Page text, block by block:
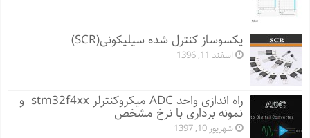
یکسوساز کنترل شده سیلیکونی(SCR)
اسفند 11, 1396
راه اندازی واحد ADC میکروکنترلر stm32f4xx و
نمونه برداری با نرخ مشخص
شهریور 10, 1397